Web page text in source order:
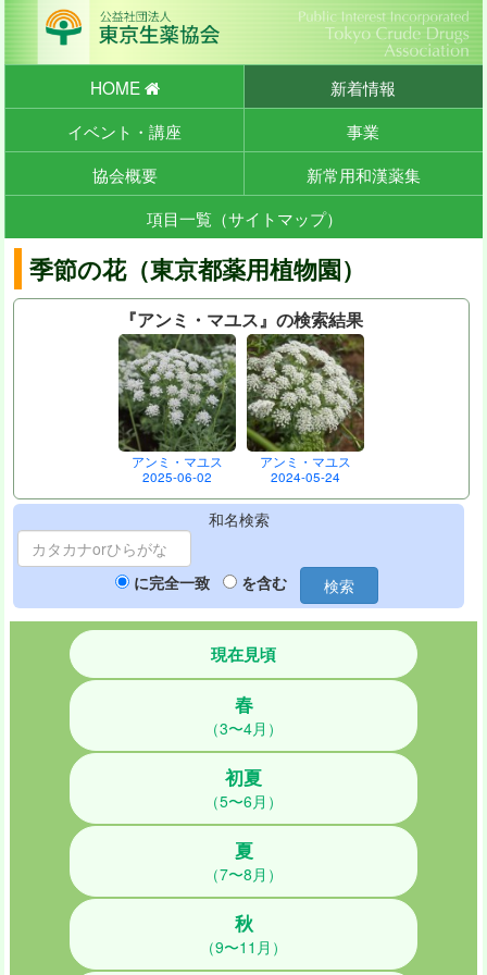
HOME
新着情報
イベント・講座
事業
協会概要
新常用和漢薬集
項目一覧（サイトマップ）
季節の花（東京都薬用植物園）
『アンミ・マユス』の検索結果
アンミ・マユス
2025-06-02
アンミ・マユス
2024-05-24
和名検索
に完全一致 を含む 検索
現在見頃
春
（3〜4月）
初夏
（5〜6月）
夏
（7〜8月）
秋
（9〜11月）